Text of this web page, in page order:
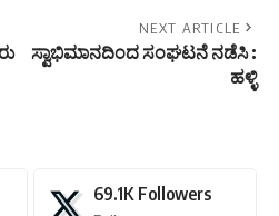
NEXT ARTICLE
ಸ್ವಾಭಿಮಾನದಿಂದ ಸಂಘಟನೆ ನಡೆಸಿ :
ಹಳ್ಳಿ
69.1K Followers